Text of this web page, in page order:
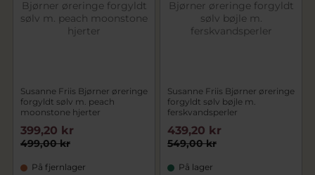
Susanne Friis Bjørner øreringe
forgyldt sølv m. peach
moonstone hjerter
499,00 kr
399,20 kr
På fjernlager
Susanne Friis Bjørner øreringe
forgyldt sølv bøjle m.
ferskvandsperler
549,00 kr
439,20 kr
På lager